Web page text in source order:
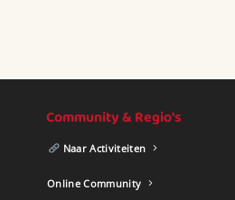
Community & Regio's
Naar Activiteiten
Online Community